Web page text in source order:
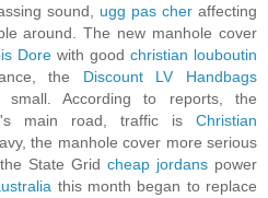
sound, ugg pas cher affecting
around. The new manhole cover
Dore with good christian louboutin
the Discount LV Handbags
small. According to reports, the
main road, traffic is Christian
the manhole cover more serious
State Grid cheap jordans power
this month began to replace